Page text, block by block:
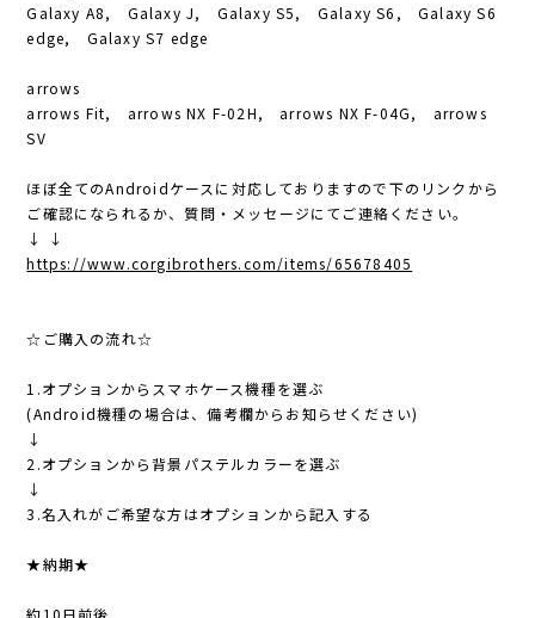
Galaxy A8, Galaxy J, Galaxy S5, Galaxy S6, Galaxy S6
edge, Galaxy S7 edge
arrows
arrows Fit, arrows NX F-02H, arrows NX F-04G, arrows
SV
ほぼ全てのAndroidケースに対応しておりますので下のリンクから
ご確認になられるか、質問・メッセージにてご連絡ください。
↓ ↓
https://www.corgibrothers.com/items/65678405
☆ご購入の流れ☆
1.オプションからスマホケース機種を選ぶ
(Android機種の場合は、備考欄からお知らせください)
↓
2.オプションから背景パステルカラーを選ぶ
↓
3.名入れがご希望な方はオプションから記入する
★納期★
約10日前後